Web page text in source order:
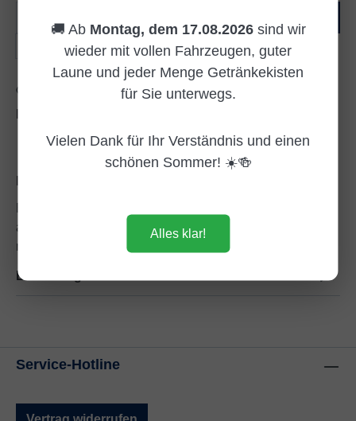
Kiste(n)
Zum Merkzettel hinzufügen
alle, die’s strohblond, herb & herrlich norddeutsch
mögen Einbecker B…
Bewertungen
Service-Hotline
🚚 Ab Montag, dem 17.08.2026sind wir
wieder mit vollen Fahrzeugen, guter
Laune und jeder Menge Getränkekisten
für Sie unterwegs.
Vielen Dank für Ihr Verständnis und einen
schönen Sommer! ☀️🍻
Alles klar!